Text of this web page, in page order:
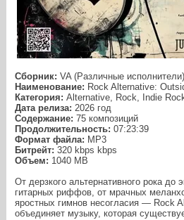
Сборник: VA (Различные исполнители)
Наименование: Rock Alternative:
Категория: Alternative, Rock, Indie
Дата релиза: 2026 год
Содержание: 75 композиций
Продолжительность: 07:23:39
Формат файла: MP3
Битрейт: 320 kbps kbps
Объем: 1040 МB
От дерзкого альтернативного рока до
гитарных риффов, от мрачных
яростных гимнов несогласия — Rock
объединяет музыку, которая